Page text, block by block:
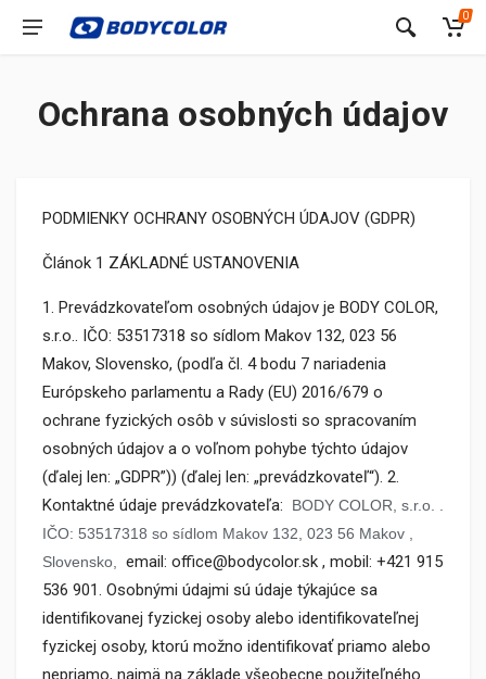
0
Ochrana osobných údajov
PODMIENKY OCHRANY OSOBNÝCH ÚDAJOV (GDPR)
Článok 1 ZÁKLADNÉ USTANOVENIA
1. Prevádzkovateľom osobných údajov je BODY COLOR,
s.r.o.. IČO: 53517318 so sídlom Makov 132, 023 56
Makov, Slovensko, (podľa čl. 4 bodu 7 nariadenia
Európskeho parlamentu a Rady (EU) 2016/679 o
ochrane fyzických osôb v súvislosti so spracovaním
osobných údajov a o voľnom pohybe týchto údajov
(ďalej len: „GDPR”)) (ďalej len: „prevádzkovateľ“). 2.
Kontaktné údaje prevádzkovateľa:
BODY COLOR, s.r.o.
IČO: 53517318 so sídlom Makov 132, 023 56 Makov
Slovensko,
email: office@bodycolor.sk , mobil: +421 915
536 901. Osobnými údajmi sú údaje týkajúce sa
identifikovanej fyzickej osoby alebo identifikovateľnej
fyzickej osoby, ktorú možno identifikovať priamo alebo
nepriamo, najmä na základe všeobecne použiteľného